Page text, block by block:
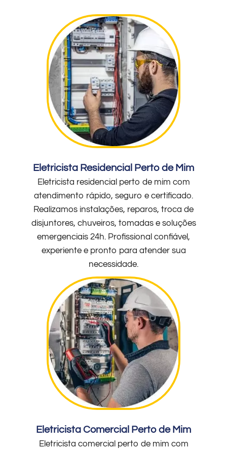
Eletricista Residencial Perto de Mim
Eletricista residencial perto de mim com
atendimento rápido, seguro e certificado.
Realizamos instalações, reparos, troca de
disjuntores, chuveiros, tomadas e soluções
emergenciais 24h. Profissional confiável,
experiente e pronto para atender sua
necessidade.
Eletricista Comercial Perto de Mim
Eletricista comercial perto de mim com